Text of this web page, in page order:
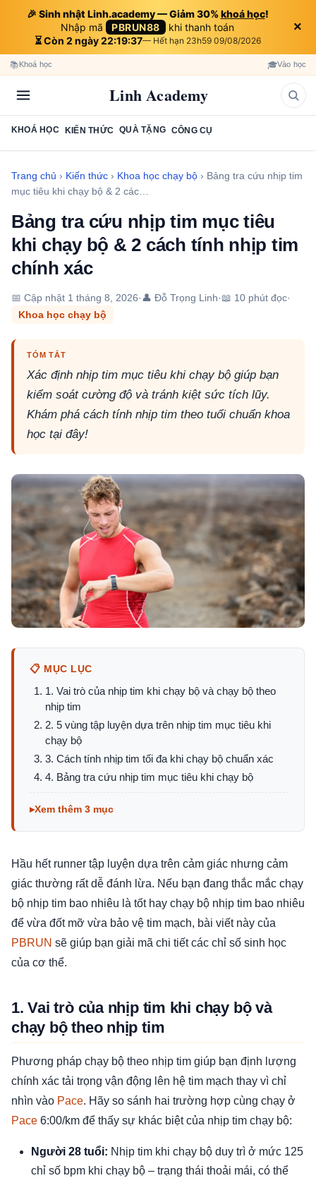
🎉 Sinh nhật Linh.academy — Giảm 30% khoá học!
Nhập mã PBRUN88 khi thanh toán
⏳ Còn 2 ngày 22:19:36— Hết hạn 23h59 09/08/2026
×
📚Khoá học 🎓Vào học
Linh Academy
KHOÁ HỌC KIẾN THỨC QUÀ TẶNG CÔNG CỤ
Trang chủ › Kiến thức › Khoa học chạy bộ › Bảng tra cứu nhịp tim
mục tiêu khi chạy bộ & 2 các…
Bảng tra cứu nhịp tim mục tiêu
khi chạy bộ & 2 cách tính nhịp tim
chính xác
📅 Cập nhật 1 tháng 8, 2026·👤 Đỗ Trọng Linh·📖 10 phút đọc·
Khoa học chạy bộ
TÓM TẮT
Xác định nhịp tim mục tiêu khi chạy bộ giúp bạn
kiểm soát cường độ và tránh kiệt sức tích lũy.
Khám phá cách tính nhịp tim theo tuổi chuẩn khoa
học tại đây!
📋 MỤC LỤC
1. Vai trò của nhịp tim khi chạy bộ và chạy bộ theo
nhịp tim
2. 5 vùng tập luyện dựa trên nhịp tim mục tiêu khi
chạy bộ
3. Cách tính nhịp tim tối đa khi chạy bộ chuẩn xác
4. Bảng tra cứu nhịp tim mục tiêu khi chạy bộ
Xem thêm 3 mục
Hầu hết runner tập luyện dựa trên cảm giác nhưng cảm
giác thường rất dễ đánh lừa. Nếu bạn đang thắc mắc chạy
bộ nhịp tim bao nhiêu là tốt hay chạy bộ nhịp tim bao nhiêu
để vừa đốt mỡ vừa bảo vệ tim mạch, bài viết này của
PBRUN sẽ giúp bạn giải mã chi tiết các chỉ số sinh học
của cơ thể.
1. Vai trò của nhịp tim khi chạy bộ và
chạy bộ theo nhịp tim
Phương pháp chạy bộ theo nhịp tim giúp bạn định lượng
chính xác tải trọng vận động lên hệ tim mạch thay vì chỉ
nhìn vào Pace. Hãy so sánh hai trường hợp cùng chạy ở
Pace 6:00/km để thấy sự khác biệt của nhịp tim chạy bộ:
Người 28 tuổi: Nhịp tim khi chạy bộ duy trì ở mức 125
chỉ số bpm khi chạy bộ – trạng thái thoải mái, có thể